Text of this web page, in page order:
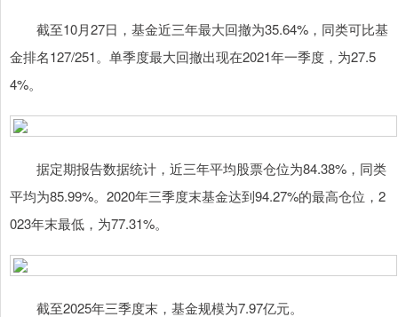
截至10月27日，基金近三年最大回撤为35.64%，同类可比基
金排名127/251。单季度最大回撤出现在2021年一季度，为27.5
4%。
据定期报告数据统计，近三年平均股票仓位为84.38%，同类
平均为85.99%。2020年三季度末基金达到94.27%的最高仓位，2
023年末最低，为77.31%。
截至2025年三季度末，基金规模为7.97亿元。